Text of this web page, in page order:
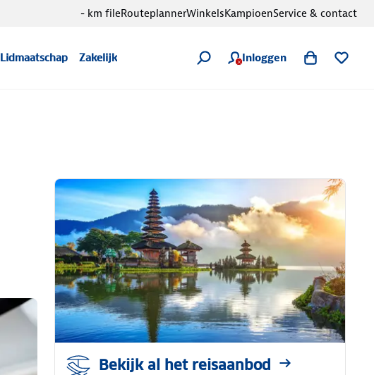
Lidmaatschap Zakelijk Inloggen
- km fileRouteplannerWinkelsKampioenService & contact
Bekijk al het reisaanbod